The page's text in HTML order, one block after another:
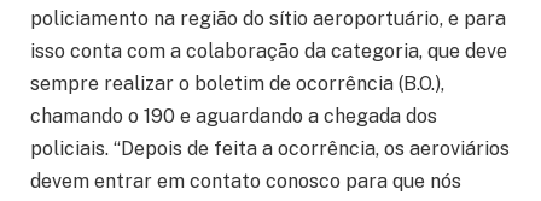
policiamento na região do sítio aeroportuário, e para
isso conta com a colaboração da categoria, que deve
sempre realizar o boletim de ocorrência (B.O.),
chamando o 190 e aguardando a chegada dos
policiais. “Depois de feita a ocorrência, os aeroviários
devem entrar em contato conosco para que nós